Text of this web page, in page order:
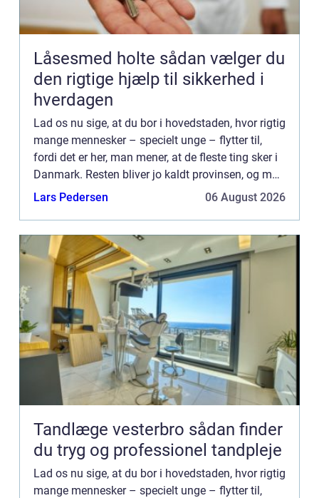
Låsesmed holte sådan vælger du
den rigtige hjælp til sikkerhed i
hverdagen
Lad os nu sige, at du bor i hovedstaden, hvor rigtig
mange mennesker – specielt unge – flytter til,
fordi det er her, man mener, at de fleste ting sker i
Danmark. Resten bliver jo kaldt provinsen, og man
kan måske huske ens barndomsgade og -by fra
Lars Pedersen 06 August 2026
Tandlæge vesterbro sådan finder
du tryg og professionel tandpleje
Lad os nu sige, at du bor i hovedstaden, hvor rigtig
mange mennesker – specielt unge – flytter til,